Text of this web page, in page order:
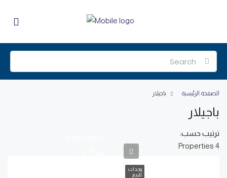
الصفحة الرئيسية باجيلار
باجيلار
4 Properties
ترتيب حسب:
وحدات
للبيع